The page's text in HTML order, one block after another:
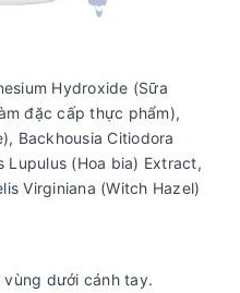
Hydroxide (Sữa
đặc cấp thực phẩm),
Backhousia Citiodora
Lupulus (Hoa bia) Extract,
Virginiana (Witch Hazel)
vùng dưới cánh tay.